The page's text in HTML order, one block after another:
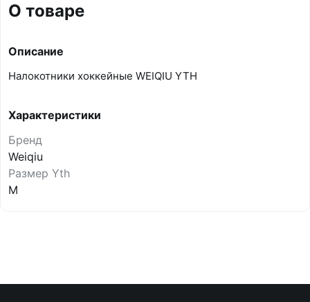
О товаре
Описание
Налокотники хоккейные WEIQIU YTH
Характеристики
Бренд
Weiqiu
Размер Yth
M